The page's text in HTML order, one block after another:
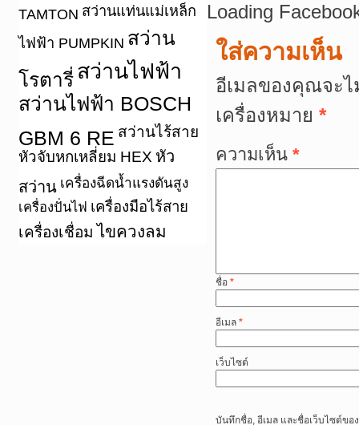
TAMTON สว่านแท่นแม่เหล็ก
ไฟฟ้า PUMPKIN สว่าน
โรตารี่ สว่านไฟฟ้า
สว่านไฟฟ้า BOSCH
GBM 6 RE สว่านไร้สาย
หัวจับหกเหลี่ยม HEX หัว
สว่าน เครื่องฉีดน้ำแรงดันสูง
เครื่องปั่นไฟ เครื่องมือไร้สาย
เครื่องเชื่อม ไขควงลม
Loading
ใส่ความเห็น
อีเมลของคุณจะ
เครื่องหมาย *
ความเห็น *
ชื่อ *
อีเมล *
เว็บไซต์
บันทึกชื่อ, อีเมล และชื่อเว็บไซต์ขอ